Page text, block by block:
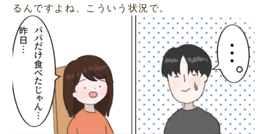
るんですよね、こういう状況で。